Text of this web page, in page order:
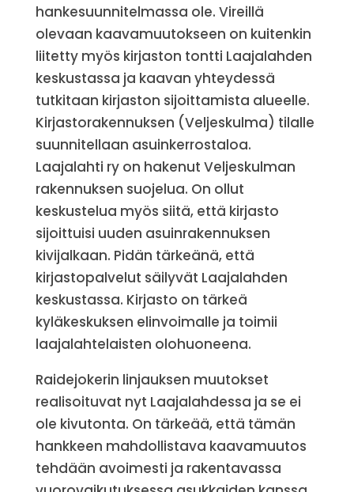
hankesuunnitelmassa ole. Vireillä
olevaan kaavamuutokseen on kuitenkin
liitetty myös kirjaston tontti Laajalahden
keskustassa ja kaavan yhteydessä
tutkitaan kirjaston sijoittamista alueelle.
Kirjastorakennuksen (Veljeskulma) tilalle
suunnitellaan asuinkerrostaloa.
Laajalahti ry on hakenut Veljeskulman
rakennuksen suojelua. On ollut
keskustelua myös siitä, että kirjasto
sijoittuisi uuden asuinrakennuksen
kivijalkaan. Pidän tärkeänä, että
kirjastopalvelut säilyvät Laajalahden
keskustassa. Kirjasto on tärkeä
kyläkeskuksen elinvoimalle ja toimii
laajalahtelaisten olohuoneena.
Raidejokerin linjauksen muutokset
realisoituvat nyt Laajalahdessa ja se ei
ole kivutonta. On tärkeää, että tämän
hankkeen mahdollistava kaavamuutos
tehdään avoimesti ja rakentavassa